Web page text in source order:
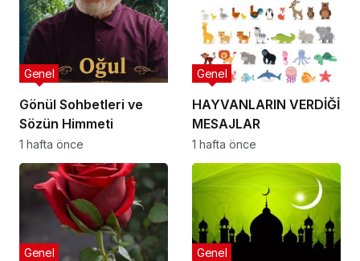
Gönül Sohbetleri ve
Sözün Himmeti
Genel
1 hafta önce
HAYVANLARIN VERDİĞİ
MESAJLAR
Genel
1 hafta önce
Genel Genel